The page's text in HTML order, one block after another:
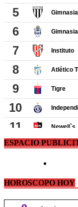
ESPACIO
HOROSCOPO HOY